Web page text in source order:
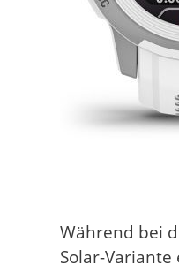
Während bei
Solar-